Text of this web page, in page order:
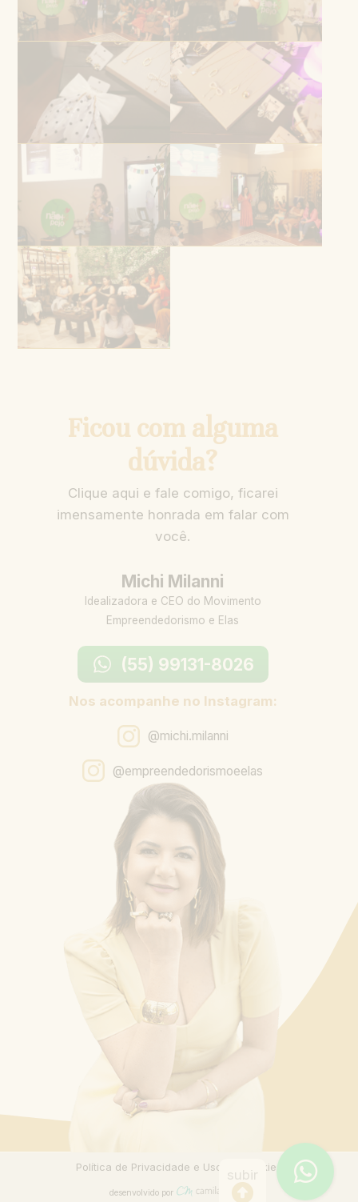
Ficou com alguma
dúvida?
Clique aqui e fale comigo, ficarei
imensamente honrada em falar com
você.
Michi Milanni
Idealizadora e CEO do Movimento
Empreendedorismo e Elas
(55) 99131-8026
Nos acompanhe no Instagram:
@michi.milanni
@empreendedorismoeelas
subir
Política de Privacidade e Uso de Cookies
desenvolvido por